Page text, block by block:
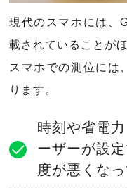
現代のスマホには、
載されていることが
スマホでの測位には
ります。
時刻や省電
ーザーが設
度が悪くな